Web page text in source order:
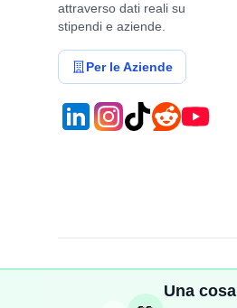
Una
attraverso dati reali su
stipendi e aziende.
Per le Aziende